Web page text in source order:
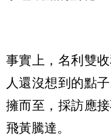
事實上，名利雙
人還沒想到的點
擁而至，採訪應
飛黃騰達。